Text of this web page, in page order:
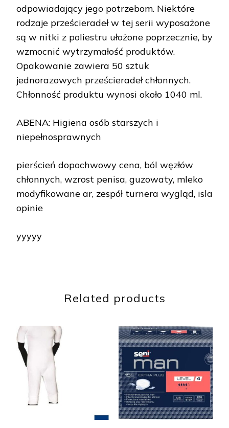
odpowiadający jego potrzebom. Niektóre
rodzaje prześcieradeł w tej serii wyposażone
są w nitki z poliestru ułożone poprzecznie, by
wzmocnić wytrzymałość produktów.
Opakowanie zawiera 50 sztuk
jednorazowych prześcieradeł chłonnych.
Chłonność produktu wynosi około 1040 ml.
ABENA: Higiena osób starszych i
niepełnosprawnych
pierścień dopochwowy cena, ból węzłów
chłonnych, wzrost penisa, guzowaty, mleko
modyfikowane ar, zespół turnera wygląd, isla
opinie
yyyyy
Related products